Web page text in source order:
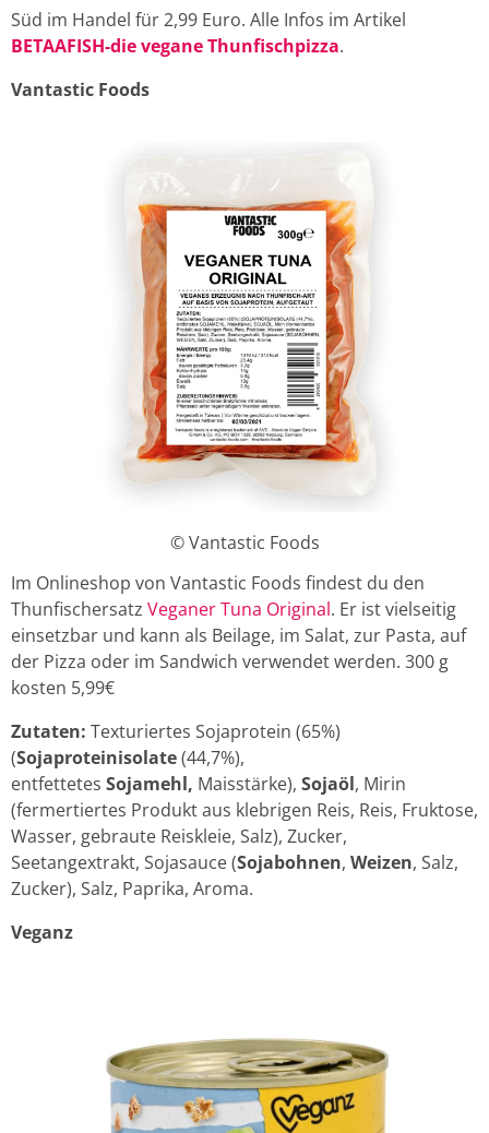
Süd im Handel für 2,99 Euro. Alle Infos im Artikel
BETAAFISH-die vegane Thunfischpizza.
Vantastic Foods
© Vantastic Foods
Im Onlineshop von Vantastic Foods findest du den
Thunfischersatz Veganer Tuna Original. Er ist vielseitig
einsetzbar und kann als Beilage, im Salat, zur Pasta, auf
der Pizza oder im Sandwich verwendet werden. 300 g
kosten 5,99€
Zutaten: Texturiertes Sojaprotein (65%)
(Sojaproteinisolate(44,7%),
entfettetes Sojamehl, Maisstärke), Sojaöl, Mirin
(fermertiertes Produkt aus klebrigen Reis, Reis, Fruktose,
Wasser, gebraute Reiskleie, Salz), Zucker,
Seetangextrakt, Sojasauce (Sojabohnen, Weizen, Salz,
Zucker), Salz, Paprika, Aroma.
Veganz